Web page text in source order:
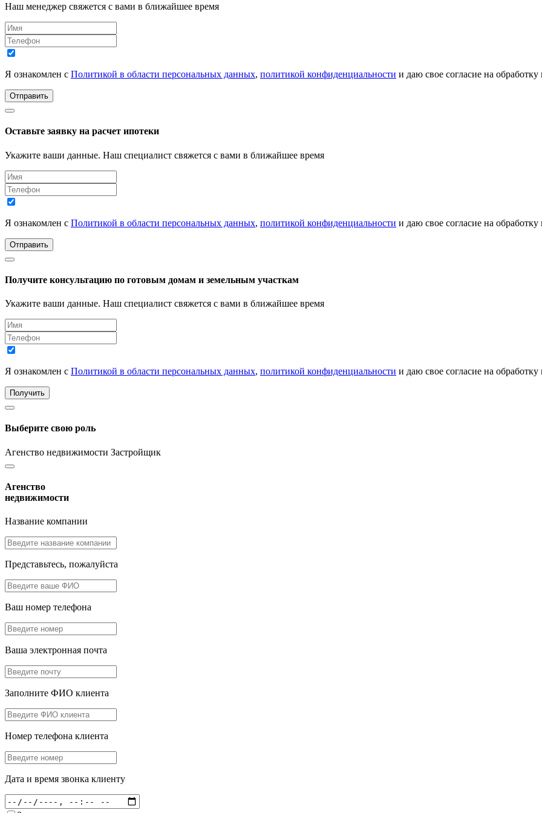
Наш менеджер свяжется с вами в ближайшее время
Я ознакомлен с Политикой в области персональных данных, политикой конфиденциальности и даю свое согласие на
Отправить
Оставьте заявку на расчет ипотеки
Укажите ваши данные. Наш специалист свяжется с вами в ближайшее время
Я ознакомлен с Политикой в области персональных данных, политикой конфиденциальности и даю свое согласие на
Отправить
Получите консультацию по готовым домам и земельным участкам
Укажите ваши данные. Наш специалист свяжется с вами в ближайшее время
Я ознакомлен с Политикой в области персональных данных, политикой конфиденциальности и даю свое согласие на
Получить
Выберите свою роль
Агенство недвижимости Застройщик
Агенство
недвижимости
Название компании
Представьтесь, пожалуйста
Ваш номер телефона
Ваша электронная почта
Заполните ФИО клиента
Номер телефона клиента
Дата и время звонка клиенту